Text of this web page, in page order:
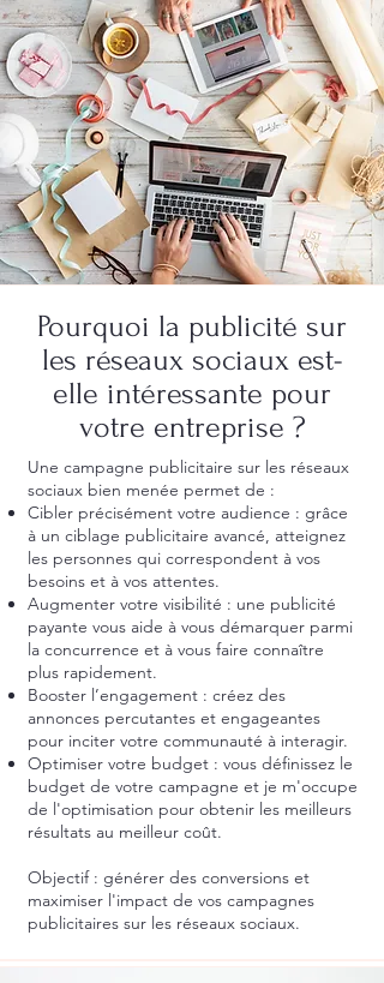
Pourquoi la publicité sur
les réseaux sociaux est-
elle intéressante pour
votre entreprise ?
Une campagne publicitaire sur les réseaux
sociaux bien menée permet de :
Cibler précisément votre audience : grâce
à un ciblage publicitaire avancé, atteignez
les personnes qui correspondent à vos
besoins et à vos attentes.
Augmenter votre visibilité : une publicité
payante vous aide à vous démarquer parmi
la concurrence et à vous faire connaître
plus rapidement.
Booster l’engagement : créez des
annonces percutantes et engageantes
pour inciter votre communauté à interagir.
Optimiser votre budget : vous définissez le
budget de votre campagne et je m'occupe
de l'optimisation pour obtenir les meilleurs
résultats au meilleur coût.
Objectif : générer des conversions et
maximiser l'impact de vos campagnes
publicitaires sur les réseaux sociaux.